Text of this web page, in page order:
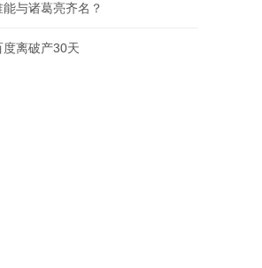
与诸葛亮齐名？
离破产30天